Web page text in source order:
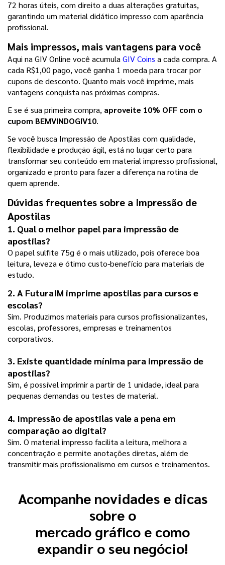
72 horas úteis, com direito a duas alterações gratuitas,
garantindo um material didático impresso com aparência
profissional.
Mais impressos, mais vantagens para você
Aqui na GIV Online você acumula GIV Coins a cada compra. A
cada R$1,00 pago, você ganha 1 moeda para trocar por
cupons de desconto. Quanto mais você imprime, mais
vantagens conquista nas próximas compras.
E se é sua primeira compra, aproveite 10% OFF com o
cupom BEMVINDOGIV10.
Se você busca Impressão de Apostilas com qualidade,
flexibilidade e produção ágil, está no lugar certo para
transformar seu conteúdo em material impresso profissional,
organizado e pronto para fazer a diferença na rotina de
quem aprende.
Dúvidas frequentes sobre a Impressão de
Apostilas
1. Qual o melhor papel para impressão de
apostilas?
O papel sulfite 75g é o mais utilizado, pois oferece boa
leitura, leveza e ótimo custo-benefício para materiais de
estudo.
2. A FuturaIM imprime apostilas para cursos e
escolas?
Sim. Produzimos materiais para cursos profissionalizantes,
escolas, professores, empresas e treinamentos
corporativos.
3. Existe quantidade mínima para impressão de
apostilas?
Sim, é possível imprimir a partir de 1 unidade, ideal para
pequenas demandas ou testes de material.
4. Impressão de apostilas vale a pena em
comparação ao digital?
Sim. O material impresso facilita a leitura, melhora a
concentração e permite anotações diretas, além de
transmitir mais profissionalismo em cursos e treinamentos.
Acompanhe novidades e dicas
sobre o
mercado gráfico e como
expandir o seu negócio!